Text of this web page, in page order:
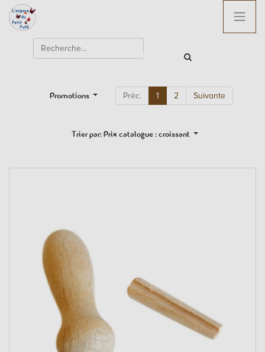
Promotions Préc. 1 2 Suivante
Trier par: Prix catalogue : croissant